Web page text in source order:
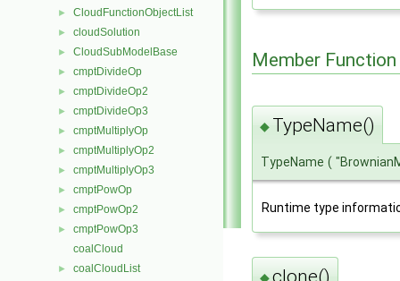
► CloudFunctionObjectList
► cloudSolution
► CloudSubModelBase
► cmptDivideOp
► cmptDivideOp2
► cmptDivideOp3
► cmptMultiplyOp
► cmptMultiplyOp2
► cmptMultiplyOp3
► cmptPowOp
► cmptPowOp2
►
cmptPowOp3
coalCloud
►
coalCloudList
Member
◆ TypeName()
TypeName (
Runtime type
◆clone()